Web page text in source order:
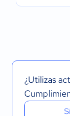
¿Utilizas